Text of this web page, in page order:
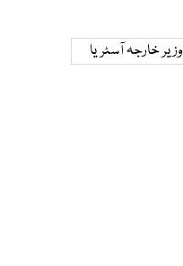
وزیر خارجہ آسٹریا